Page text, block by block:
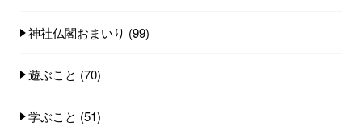
神社仏閣おまいり (99)
遊ぶこと (70)
学ぶこと (51)